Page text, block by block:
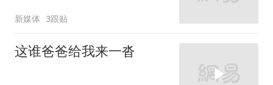
新媒体 3跟贴
这谁爸爸给我来一沓